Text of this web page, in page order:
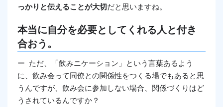
っかりと伝えることが大切だと思いますね。
本当に自分を必要としてくれる人と付き
合おう。
ー ただ、「飲みニケーション」という言葉あるよう
に、飲み会って同僚との関係性をつくる場でもあると思
うんですが、飲み会に参加しない場合、関係づくりはど
うされているんですか？